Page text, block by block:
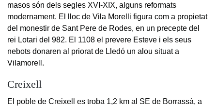
masos són dels segles XVI-XIX, alguns reformats
modernament. El lloc de Vila Morelli figura com a propietat
del monestir de Sant Pere de Rodes, en un precepte del
rei Lotari del 982. El 1108 el prevere Esteve i els seus
nebots donaren al priorat de Lledó un alou situat a
Vilamorell.
Creixell
El poble de Creixell es troba 1,2 km al SE de Borrassà, a